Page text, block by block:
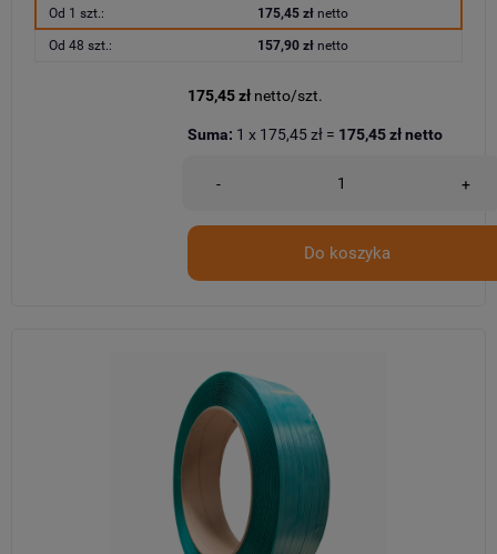
Od 1 szt.:
175,45 złnetto
Od 48 szt.: 157,90 złnetto
175,45 zł netto/szt.
- +
Do koszyka
Suma: 1 x 175,45 zł = 175,45 złnetto